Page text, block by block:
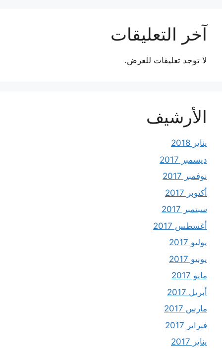
آخر التعليقات
لا توجد تعليقات للعرض.
الأرشيف
يناير 2018
ديسمبر 2017
نوفمبر 2017
أكتوبر 2017
سبتمبر 2017
أغسطس 2017
يوليو 2017
يونيو 2017
مايو 2017
أبريل 2017
مارس 2017
فبراير 2017
يناير 2017